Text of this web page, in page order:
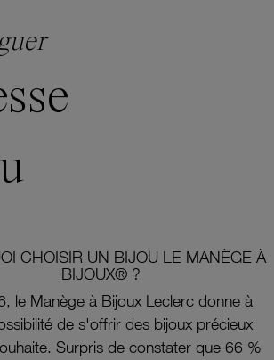
CHOISIR UN BIJOU LE MANÈGE À
BIJOUX® ?
le Manège à Bijoux Leclerc donne à
de s'offrir des bijoux précieux
Surpris de constater que 66 %